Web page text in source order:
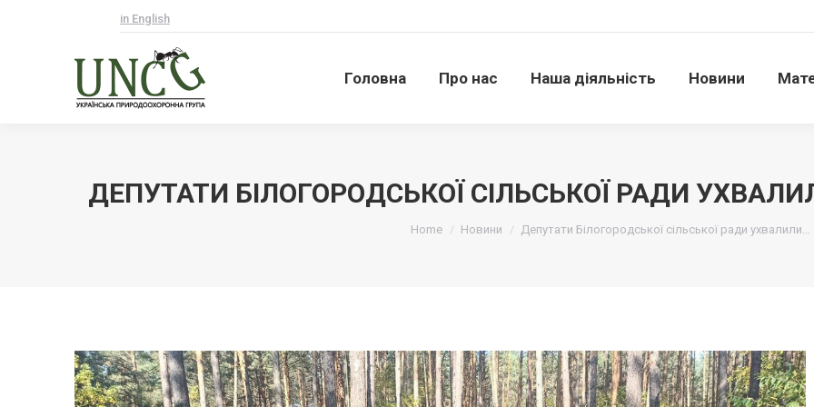
in English
Головна Про нас Наша діяльність Новини
ДЕПУТАТИ БІЛОГОРОДСЬКОЇ СІЛЬСЬКОЇ РАДИ
Home Новини Депутати Білогородської сільської ради ухвалили…
Головна Про нас Наша діяльність Новини